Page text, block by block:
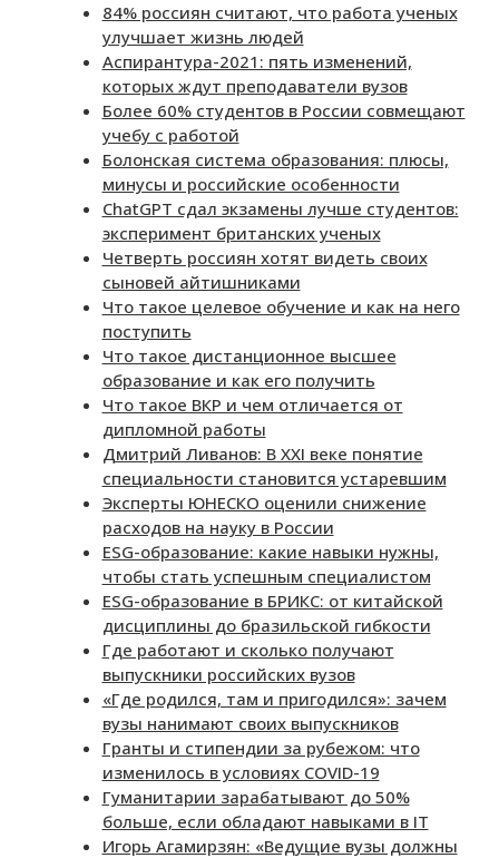
84% россиян считают, что работа ученых
улучшает жизнь людей
Аспирантура-2021: пять изменений,
которых ждут преподаватели вузов
Более 60% студентов в России совмещают
учебу с работой
Болонская система образования: плюсы,
минусы и российские особенности
ChatGPT сдал экзамены лучше студентов:
эксперимент британских ученых
Четверть россиян хотят видеть своих
сыновей айтишниками
Что такое целевое обучение и как на него
поступить
Что такое дистанционное высшее
образование и как его получить
Что такое ВКР и чем отличается от
дипломной работы
Дмитрий Ливанов: В XXI веке понятие
специальности становится устаревшим
Эксперты ЮНЕСКО оценили снижение
расходов на науку в России
ESG-образование: какие навыки нужны,
чтобы стать успешным специалистом
ESG-образование в БРИКС: от китайской
дисциплины до бразильской гибкости
Где работают и сколько получают
выпускники российских вузов
«Где родился, там и пригодился»: зачем
вузы нанимают своих выпускников
Гранты и стипендии за рубежом: что
изменилось в условиях COVID-19
Гуманитарии зарабатывают до 50%
больше, если обладают навыками в IT
Игорь Агамирзян: «Ведущие вузы должны